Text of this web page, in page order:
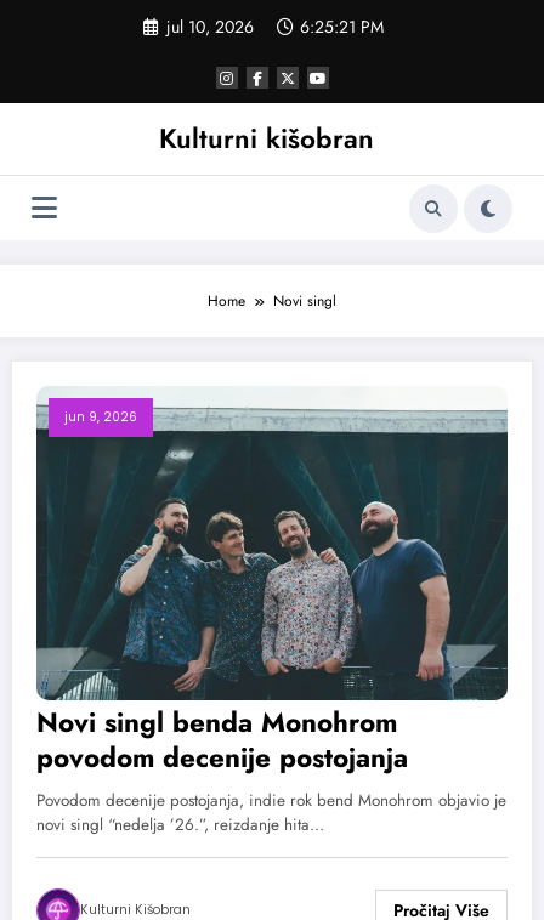
jul 10, 2026 6:25:22 PM
Kulturni kišobran
Home Novi singl
jun 9, 2026
Novi singl benda Monohrom
povodom decenije postojanja
Povodom decenije postojanja, indie rok bend Monohrom objavio je
novi singl “nedelja ’26.”, reizdanje hita…
Kulturni Kišobran